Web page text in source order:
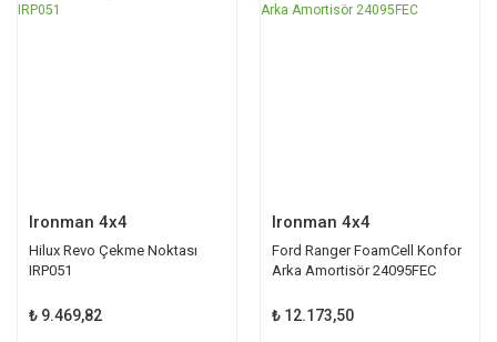
Ironman 4x4
Hilux Revo Çekme Noktası
IRP051
₺ 9.469,82
Ironman 4x4
Ford Ranger FoamCell Konfor
Arka Amortisör 24095FEC
₺ 12.173,50